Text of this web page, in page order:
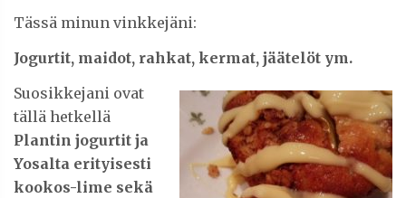
Tässä minun vinkkejäni:
Jogurtit, maidot, rahkat, kermat, jäätelöt ym.
Suosikkejani ovat
tällä hetkellä
Plantin jogurtit ja
Yosalta erityisesti
kookos-lime sekä